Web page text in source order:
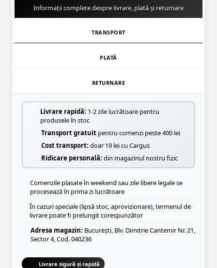
Informații complete despre livrare, plată și returnare
TRANSPORT
PLATĂ
RETURNARE
Livrare rapidă: 1-2 zile lucrătoare pentru
produsele în stoc
Transport gratuit pentru comenzi peste 400 lei
Cost transport: doar 19 lei cu Cargus
Ridicare personală: din magazinul nostru fizic
Comenzile plasate în weekend sau zile libere legale se
procesează în prima zi lucrătoare
În cazuri speciale (lipsă stoc, aprovizionare), termenul de
livrare poate fi prelungit corespunzător
Adresa magazin: București, Blv. Dimitrie Cantemir Nr. 21,
Sector 4, Cod. 040236
Livrare sigură și rapidă